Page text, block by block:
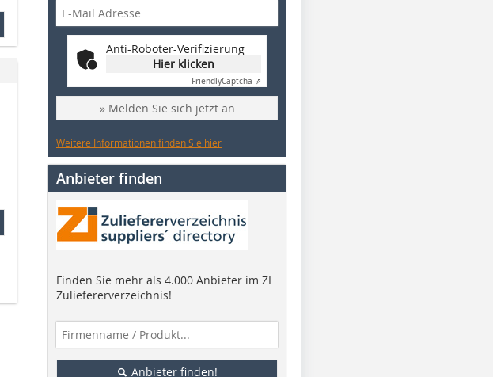
Anti-Roboter-Verifizierung
Hier klicken
FriendlyCaptcha ⇗
» Melden Sie sich jetzt an
Weitere Informationen finden Sie hier
Anbieter finden
Finden Sie mehr als 4.000 Anbieter im ZI
Zuliefererverzeichnis!
Anbieter finden!